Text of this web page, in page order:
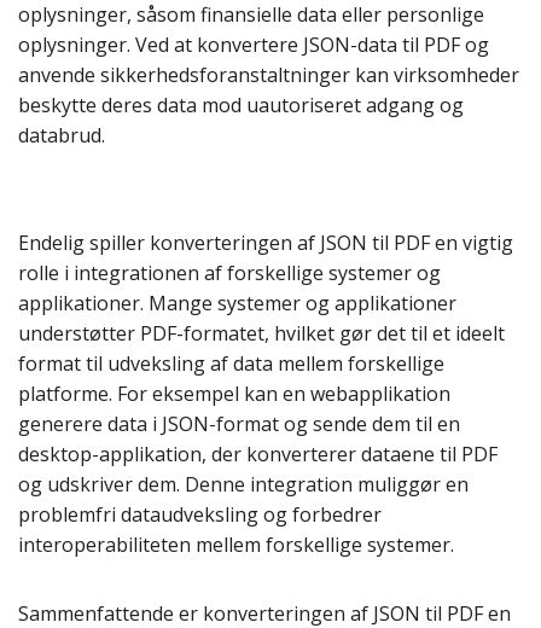
oplysninger, såsom finansielle data eller personlige
oplysninger. Ved at konvertere JSON-data til PDF og
anvende sikkerhedsforanstaltninger kan virksomheder
beskytte deres data mod uautoriseret adgang og
databrud.
Endelig spiller konverteringen af JSON til PDF en vigtig
rolle i integrationen af forskellige systemer og
applikationer. Mange systemer og applikationer
understøtter PDF-formatet, hvilket gør det til et ideelt
format til udveksling af data mellem forskellige
platforme. For eksempel kan en webapplikation
generere data i JSON-format og sende dem til en
desktop-applikation, der konverterer dataene til PDF
og udskriver dem. Denne integration muliggør en
problemfri dataudveksling og forbedrer
interoperabiliteten mellem forskellige systemer.
Sammenfattende er konverteringen af JSON til PDF en